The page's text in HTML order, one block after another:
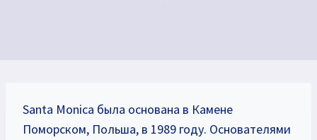
Santa Monica была основана в Камене
Поморском, Польша, в 1989 году. Основателями